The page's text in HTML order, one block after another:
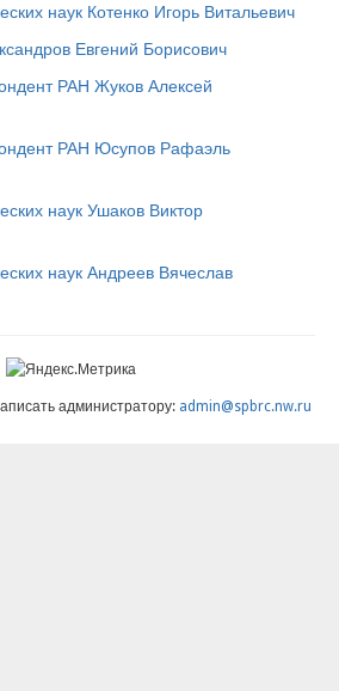
наук Котенко Игорь Витальевич
Евгений Борисович
РАН Жуков Алексей
РАН Юсупов Рафаэль
наук Ушаков Виктор
наук Андреев Вячеслав
администратору: admin@spbrc.nw.ru